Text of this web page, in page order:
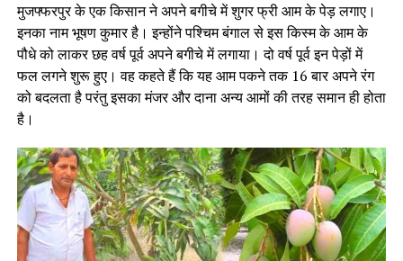
मुजफ्फरपुर के एक किसान ने अपने बगीचे में शुगर फ्री आम के पेड़ लगाए।
इनका नाम भूषण कुमार है। इन्होंने पश्चिम बंगाल से इस किस्म के आम के
पौधे को लाकर छह वर्ष पूर्व अपने बगीचे में लगाया। दो वर्ष पूर्व इन पेड़ों में
फल लगने शुरू हुए। वह कहते हैं कि यह आम पकने तक 16 बार अपने रंग
को बदलता है परंतु इसका मंजर और दाना अन्य आमों की तरह समान ही होता
है।